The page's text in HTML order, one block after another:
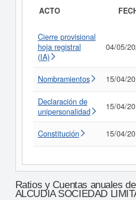
ACTO
Cierre provisional
hoja registral
(IA)
04/05/
Nombramientos 15/04/
Declaración de
unipersonalidad
15/04/
Constitución 15/04/
Ratios y Cuentas anuales
ALCUDIA SOCIEDAD